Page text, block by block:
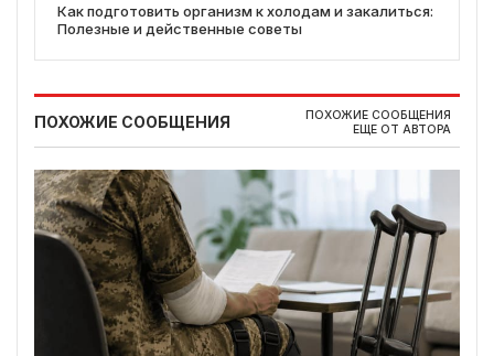
Как подготовить организм к холодам и закалиться:
Полезные и действенные советы
ПОХОЖИЕ СООБЩЕНИЯ
ПОХОЖИЕ СООБЩЕНИЯ
ЕЩЕ ОТ АВТОРА